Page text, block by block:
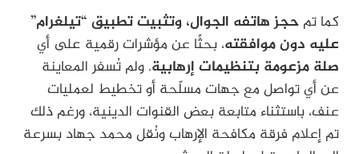
كما تم حجز هاتفه الجوال، وتثبيت تطبيق “تيلغرام”
عليه دون موافقته، بحثًا عن مؤشرات رقمية على أي
صلة مزعومة بتنظيمات إرهابية. ولم تُسفر المعاينة
عن أي تواصل مع جهات مسلّحة أو تخطيط لعمليات
عنف، باستثناء متابعة بعض القنوات الدينية، ورغم ذلك
تم إعلام فرقة مكافحة الإرهاب ونُقل محمد جهاد بسرعة